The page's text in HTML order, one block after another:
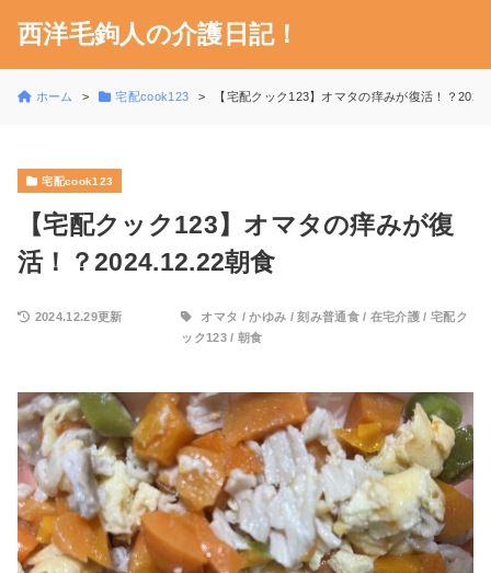
西洋毛鉤人の介護日記！
ホーム 宅配cook123 【宅配クック123】オマタの痒みが復活！？
宅配cook123
【宅配クック123】オマタの痒みが復
活！？2024.12.22朝食
2024.12.29更新 オマタ /かゆみ /刻み普通食/ 在宅介護 /宅配ク
ック123/ 朝食